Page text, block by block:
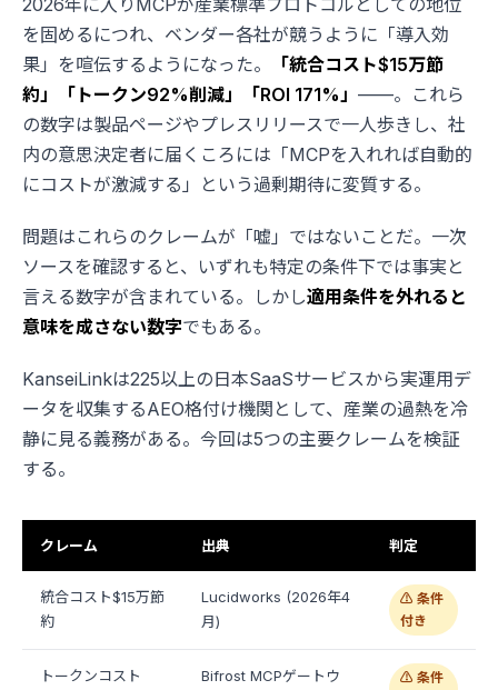
2026年に入りMCPが産業標準プロトコルとしての地位
を固めるにつれ、ベンダー各社が競うように「導入効
果」を喧伝するようになった。
「統合コスト$15万節
約」「トークン92%削減」「ROI 171%」 ——。これら
の数字は製品ページやプレスリリースで一人歩きし、社
内の意思決定者に届くころには「MCPを入れれば自動的
にコストが激減する」という過剰期待に変質する。
問題はこれらのクレームが「嘘」ではないことだ。一次
ソースを確認すると、いずれも特定の条件下では事実と
言える数字が含まれている。しかし適用条件を外れると
意味を成さない数字でもある。
KanseiLinkは225以上の日本SaaSサービスから実運用デ
ータを収集するAEO格付け機関として、産業の過熱を冷
静に見る義務がある。今回は5つの主要クレームを検証
する。
クレーム 出典 判定
統合コスト$15万節
約
Lucidworks (2026年4
月)
⚠️ 条件
付き
トークンコスト
Bifrost MCPゲートウ
⚠️ 条件